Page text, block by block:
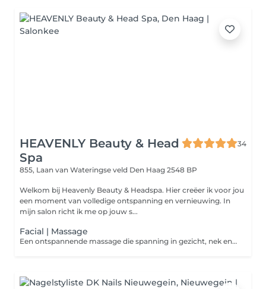
HEAVENLY Beauty & Head
Spa
34
855, Laan van Wateringse veld Den Haag 2548 BP
Welkom bij Heavenly Beauty & Headspa. Hier creëer ik voor jou
een moment van volledige ontspanning en vernieuwing. In
mijn salon richt ik me op jouw s...
Facial | Massage
Een ontspannende massage die spanning in gezicht, nek en schouders vermindert. Met zachte technieken worden spieren losgemaakt en de doorbloeding gestimuleerd, voor een ontspannen gevoel en een frisse uitstraling.